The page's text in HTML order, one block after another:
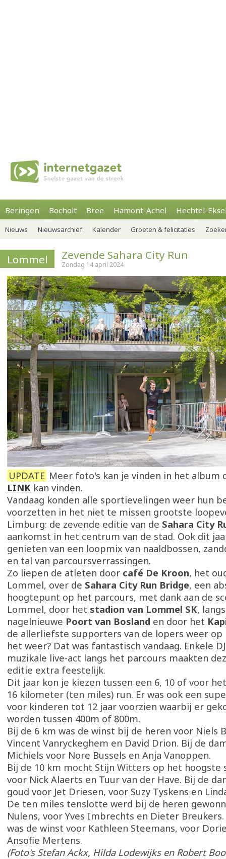
Beringen Bocholt Bree Hamont-Achel Hechtel-
Nieuws Nieuwsarchief Kalender Groeten & felicitaties
Lommel Zevende Sahara City Run
Zondag 14 april 2024
UPDATE Meer foto's kan je vinden in het album
LINK kan vinden.
Vandaag konden alle sportievelingen weer hun
voorzetten in het niet te missen grootste
Limburg: de zevende editie van de Sahara City
aankomst in het centrum van de stad. Ook dit
genieten van een loopmix van naaldbossen,
en tal van parcoursverrassingen.
Zo liepen de atleten door café De Kroon, het
Lommel, over de Sahara City Run Bridge, een
hoogtepunt op het parcours, met dank aan de
Lommel, door het stadion van Lommel SK,
nagelnieuwe Poort van Bosland en door het
de allerliefste supporters van de lopers weer op
het weer? Dat was fantastisch vandaag. Enkele
muzikale live-act langs het parcours maakten
editie extra feestelijk.
Dit jaar kon je kiezen tussen een 6, 10 of voor
16 kilometer (ten miles) run. Er was ook een
voor kinderen tot 12 jaar voorzien waarbij er
worden tussen 400m of 800m.
Bij de 6 km was de winst bij de heren voor Niels
Vincent Vanryckeghem en David Drion. Bij de
Michiels voor Nore Bussels en Anja Vanoppen.
Bij de 10 km mocht Stijn Witters op het hoogste
voor Nick Alaerts en Tuur van der Have. Bij de
goud voor Jet Driesen, voor Suzy Tyskens en
De ten miles tenslotte werd bij de heren
Nulens, voor Yves Imbrechts en Dieter
was de winst voor Kathleen Steemans, voor
Ansofie Mertens.
(Foto's Stefan Ackx, Hilda Lodewijks en Robert